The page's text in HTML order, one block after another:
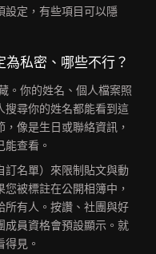
設定，有些項目可以隱
私密、哪些不行？
。你的姓名、個人檔案照
搜尋你的姓名都能看到這
像是生日或聯絡資訊，
查看。
訂名單）來限制貼文與動
被標註在公開相簿中，
所有人。按讚、社團與好
成員資格會預設顯示。就
見。